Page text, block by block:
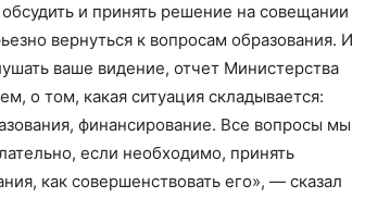
Редакция "ДВ"
Наша гісторыя
и принять решение на совещании
вернуться к вопросам образования. И
ваше видение, отчет Министерства
о том, какая ситуация складывается:
финансирование. Все вопросы мы
если необходимо, принять
как совершенствовать его», — сказал